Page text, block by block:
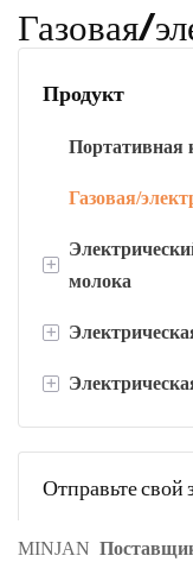
Газовая/
Продукт
Портативная
Газовая/
+
молока
Электрический
молока на 600
+
Мясорубка из
+
Цифровая
Механическая
Отправьте свой
MINJAN